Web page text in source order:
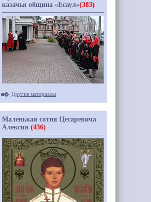
казачья община «Есаул»(383)
Другие материалы
Маленькая сотня Цесаревича
Алексия (436)